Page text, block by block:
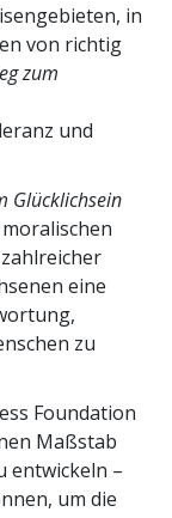
in
von richtig
zum
und
Glücklichsein
eine
zu
Foundation
Maßstab
entwickeln –
um die